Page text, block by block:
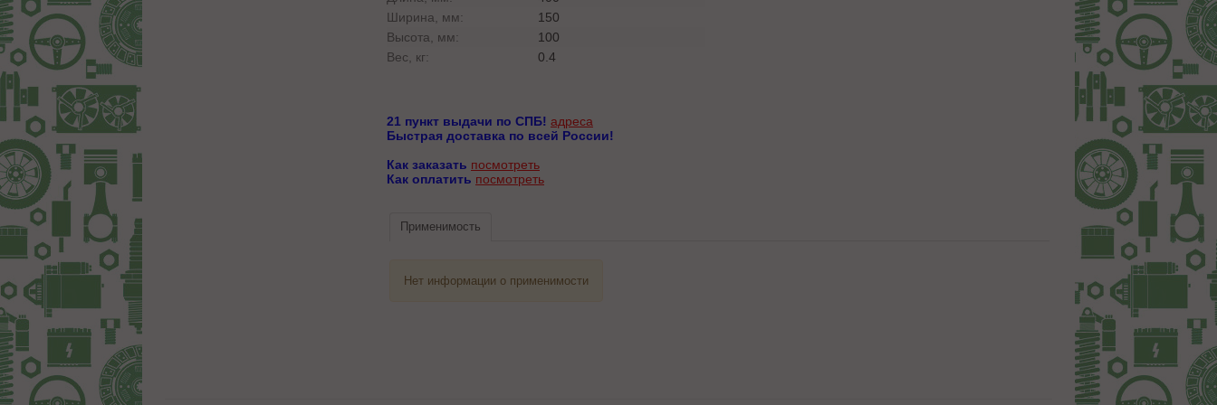
Ширина, мм:
150
Высота, мм:
100
Вес, кг:
0.4
21 пункт выдачи по СПБ! адреса
Быстрая доставка по всей России!
Как заказать посмотреть
Как оплатить посмотреть
Применимость
Нет информации о применимости